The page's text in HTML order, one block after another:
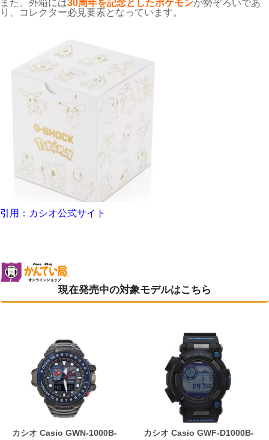
また、外箱には30周年を記念としたポケモンが勢ぞろいであ
り、コレクター必見要素となっています。
引用：カシオ公式サイト
現在発売中の対象モデルはこちら
カシオ Casio GWN-1000B-
カシオ Casio GWF-D1000B-